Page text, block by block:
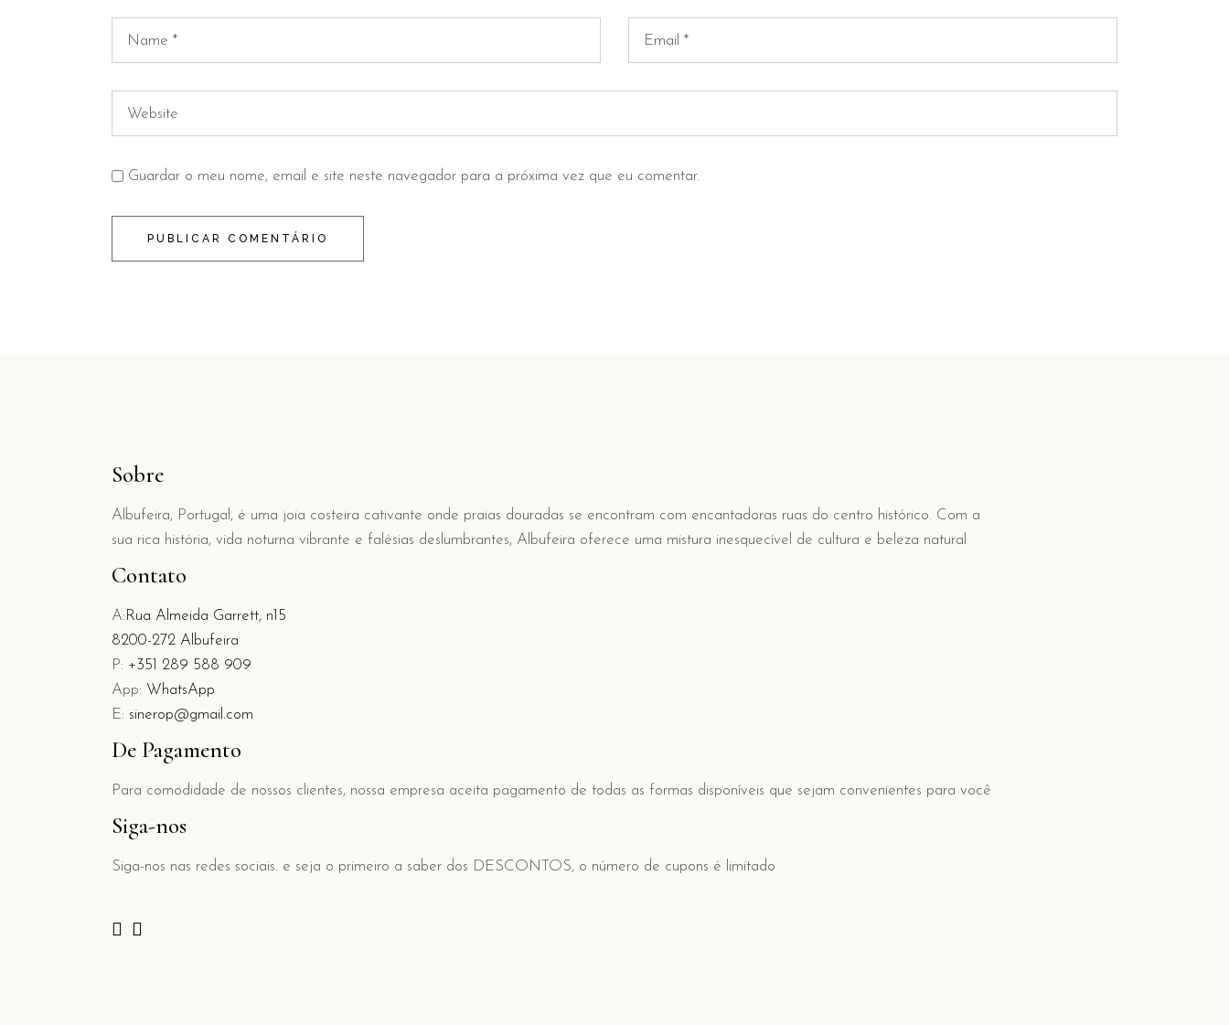
Guardar o meu nome, email e site neste navegador para a próxima vez que eu comentar.
PUBLICAR COMENTÁRIO
Sobre
Albufeira, Portugal, é uma joia costeira cativante onde praias douradas se encontram com encantadoras ruas do centro histórico. Com a
sua rica história, vida noturna vibrante e falésias deslumbrantes, Albufeira oferece uma mistura inesquecível de cultura e beleza natural
Contato
A: Rua Almeida Garrett, n15
8200-272 Albufeira
P: +351 289 588 909
App: WhatsApp
E: sinerop@gmail.com
De Pagamento
Para comodidade de nossos clientes, nossa empresa aceita pagamento de todas as formas disponíveis que sejam convenientes para você
Siga-nos
Siga-nos nas redes sociais. e seja o primeiro a saber dos DESCONTOS, o número de cupons é limitado